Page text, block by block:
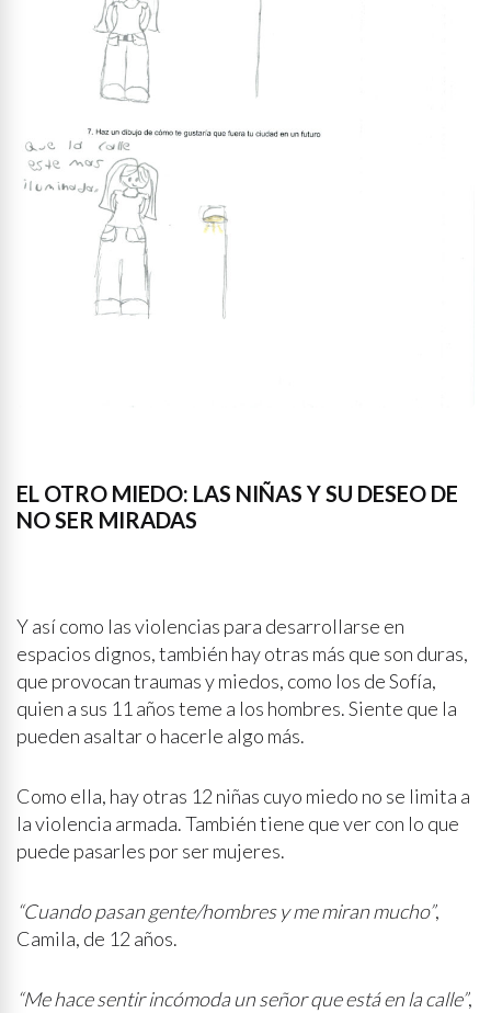
EL OTRO MIEDO: LAS NIÑAS Y SU DESEO DE
NO SER MIRADAS
Y así como las violencias para desarrollarse en
espacios dignos, también hay otras más que son duras,
que provocan traumas y miedos, como los de Sofía,
quien a sus 11 años teme a los hombres. Siente que la
pueden asaltar o hacerle algo más.
Como ella, hay otras 12 niñas cuyo miedo no se limita a
la violencia armada. También tiene que ver con lo que
puede pasarles por ser mujeres.
“Cuando pasan gente/hombres y me miran mucho”,
Camila, de 12 años.
“Me hace sentir incómoda un señor que está en la calle”,